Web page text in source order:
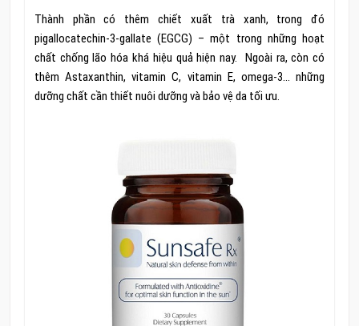
Thành phần có thêm chiết xuất trà xanh, trong đó
pigallocatechin-3-gallate (EGCG) – một trong những hoạt
chất chống lão hóa khá hiệu quả hiện nay. Ngoài ra, còn có
thêm Astaxanthin, vitamin C, vitamin E, omega-3… những
dưỡng chất cần thiết nuôi dưỡng và bảo vệ da tối ưu.